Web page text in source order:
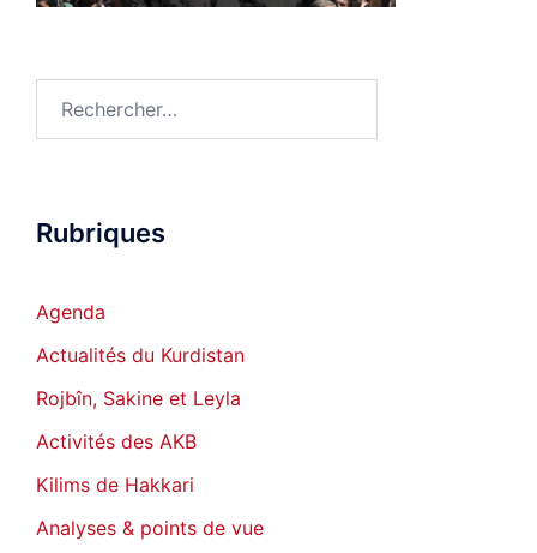
Rubriques
Agenda
Actualités du Kurdistan
Rojbîn, Sakine et Leyla
Activités des AKB
Kilims de Hakkari
Analyses & points de vue